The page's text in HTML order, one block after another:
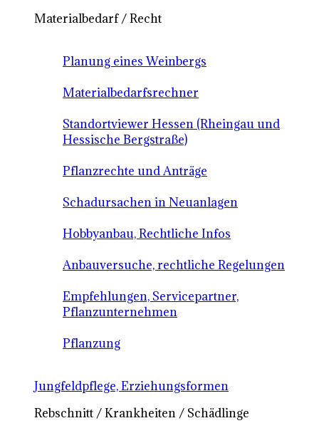
Materialbedarf / Recht
Planung eines Weinbergs
Materialbedarfsrechner
Standortviewer Hessen (Rheingau und
Hessische Bergstraße)
Pflanzrechte und Anträge
Schadursachen in Neuanlagen
Hobbyanbau, Rechtliche Infos
Anbauversuche, rechtliche Regelungen
Empfehlungen, Servicepartner,
Pflanzunternehmen
Pflanzung
Jungfeldpflege, Erziehungsformen
Rebschnitt / Krankheiten / Schädlinge